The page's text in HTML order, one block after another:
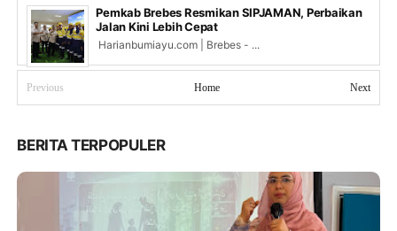
Pemkab Brebes Resmikan SIPJAMAN, Perbaikan
Jalan Kini Lebih Cepat
Harianbumiayu.com | Brebes - ...
Previous Next
Home
BERITA TERPOPULER